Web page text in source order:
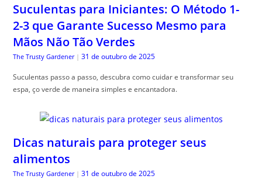
Suculentas para Iniciantes: O Método 1-
2-3 que Garante Sucesso Mesmo para
Mãos Não Tão Verdes
The Trusty Gardener | 31 de outubro de 2025
Suculentas passo a passo, descubra como cuidar e transformar seu
espa, ço verde de maneira simples e encantadora.
Dicas naturais para proteger seus
alimentos
The Trusty Gardener | 31 de outubro de 2025